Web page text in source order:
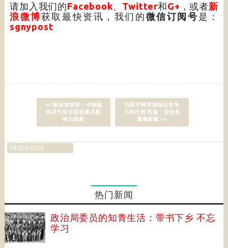
请加入我们的Facebook Twitter和G+ ，或者新
浪微博获取最快资讯，我们的 微信订阅号 是：
sgnypost
<< 新加坡智库：中国超
美成为对东南亚最具影
响力国家
西班牙蝉联旅游业竞争
力排行榜 西媒：安全是
重要因素 >>
FACEBOOK
热门新闻
政治局委员的知青生活：带书下乡 不忘
学习